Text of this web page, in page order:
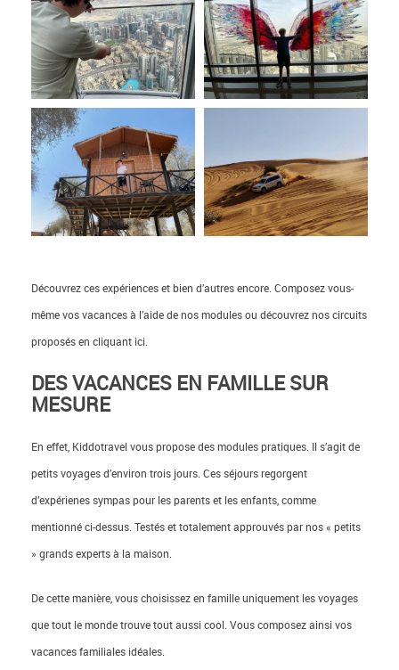
Découvrez ces expériences et bien d’autres encore. Composez vous-
même vos vacances à l’aide de nos modules ou découvrez nos circuits
proposés en cliquant ici.
DES VACANCES EN FAMILLE SUR
MESURE
En effet, Kiddotravel vous propose des modules pratiques. Il s’agit de
petits voyages d’environ trois jours. Ces séjours regorgent
d’expérienes sympas pour les parents et les enfants, comme
mentionné ci-dessus. Testés et totalement approuvés par nos « petits
» grands experts à la maison.
De cette manière, vous choisissez en famille uniquement les voyages
que tout le monde trouve tout aussi cool. Vous composez ainsi vos
vacances familiales idéales.